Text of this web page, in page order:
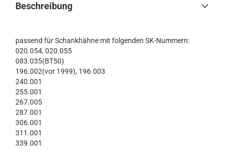
Beschreibung
passend für Schankhähne mit folgenden SK-Nummern:
020.054, 020.055
083.035(BT50)
196.002(vor 1999), 196.003
240.001
255.001
267.005
287.001
306.001
311.001
339.001